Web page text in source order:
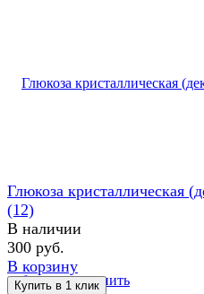
избранное сравнить
Глюкоза кристаллическая
(12)
В наличии
300 руб.
В корзину